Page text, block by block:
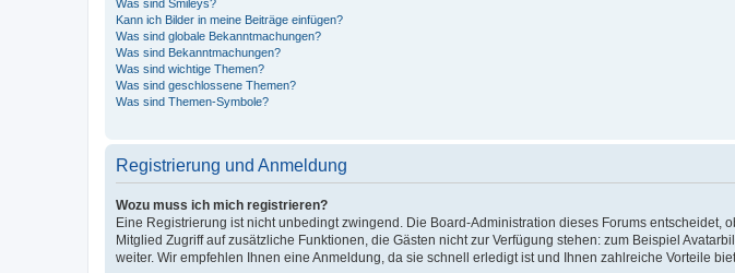
Was sind Smileys?
Kann ich Bilder in meine Beiträge einfügen?
Was sind globale Bekanntmachungen?
Was sind Bekanntmachungen?
Was sind wichtige Themen?
Was sind geschlossene Themen?
Was sind Themen-Symbole?
Registrierung und Anmeldung
Wozu muss ich mich registrieren?
Eine Registrierung ist nicht unbedingt zwingend. Die Board-Administration dieses Forums
Mitglied Zugriff auf zusätzliche Funktionen, die Gästen nicht zur Verfügung stehen: zum Beispiel
weiter. Wir empfehlen Ihnen eine Anmeldung, da sie schnell erledigt ist und Ihnen zahlreiche Vorteile